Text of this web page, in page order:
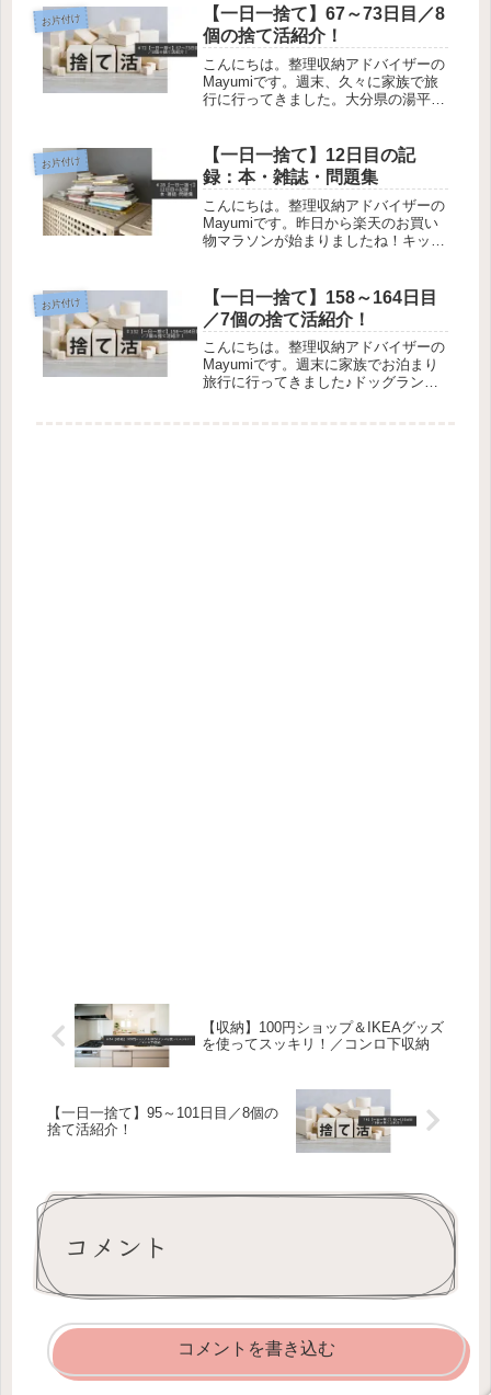
たいですね。さて、今日は最近購入し
た【Amazon Echo Dot...
お片付け
【一日一捨て】67～73日目／8
個の捨て活紹介！
こんにちは。整理収納アドバイザーの
Mayumiです。週末、久々に家族で旅
行に行ってきました。大分県の湯平温
敵なお宿でとっても癒されました。ま
た後日、今回の旅行記についても...
お片付け
【一日一捨て】12日目の記
録：本・雑誌・問題集
こんにちは。整理収納アドバイザーの
Mayumiです。昨日から楽天のお買い
物マラソンが始まりましたね！キッチ
な～と待ち望んでいました。買いたい
モノをまだきちんと吟味できていな...
お片付け
【一日一捨て】158～164日目
／7個の捨て活紹介！
こんにちは。整理収納アドバイザーの
Mayumiです。週末に家族でお泊まり
旅行に行ってきました♪ドッグラン付
【収納】100円ショップ＆IKEAグッズ
を使ってスッキリ！／コンロ下収納
【一日一捨て】95～101日目／8個の
捨て活紹介！
コメント
コメントを書き込む